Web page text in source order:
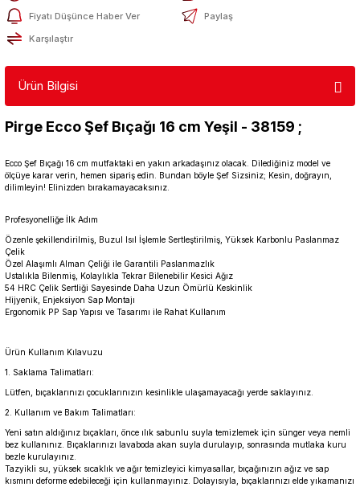
Fiyatı Düşünce Haber Ver
Paylaş
Karşılaştır
Ürün Bilgisi
Pirge Ecco Şef Bıçağı 16 cm Yeşil - 38159 ;
Ecco Şef Bıçağı 16 cm mutfaktaki en yakın arkadaşınız olacak. Dilediğiniz model ve
ölçüye karar verin, hemen sipariş edin. Bundan böyle Şef Sizsiniz; Kesin, doğrayın,
dilimleyin! Elinizden bırakamayacaksınız.
Profesyonelliğe İlk Adım
Özenle şekillendirilmiş, Buzul Isıl İşlemle Sertleştirilmiş, Yüksek Karbonlu Paslanmaz
Çelik
Özel Alaşımlı Alman Çeliği ile Garantili Paslanmazlık
Ustalıkla Bilenmiş, Kolaylıkla Tekrar Bilenebilir Kesici Ağız
54 HRC Çelik Sertliği Sayesinde Daha Uzun Ömürlü Keskinlik
Hijyenik, Enjeksiyon Sap Montajı
Ergonomik PP Sap Yapısı ve Tasarımı ile Rahat Kullanım
Ürün Kullanım Kılavuzu
1. Saklama Talimatları:
Lütfen, bıçaklarınızı çocuklarınızın kesinlikle ulaşamayacağı yerde saklayınız.
2. Kullanım ve Bakım Talimatları:
Yeni satın aldığınız bıçakları, önce ılık sabunlu suyla temizlemek için sünger veya nemli
bez kullanınız. Bıçaklarınızı lavaboda akan suyla durulayıp, sonrasında mutlaka kuru
bezle kurulayınız.
Tazyikli su, yüksek sıcaklık ve ağır temizleyici kimyasallar, bıçağınızın ağız ve sap
kısmını deforme edebileceği için kullanmayınız. Dolayısıyla, bıçaklarınızı elde yıkamanızı